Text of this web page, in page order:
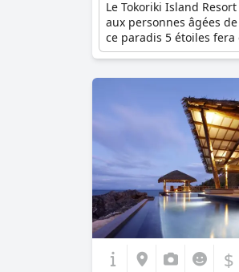
Le Tokoriki Island
aux personnes âgées
ce paradis 5 étoiles
$